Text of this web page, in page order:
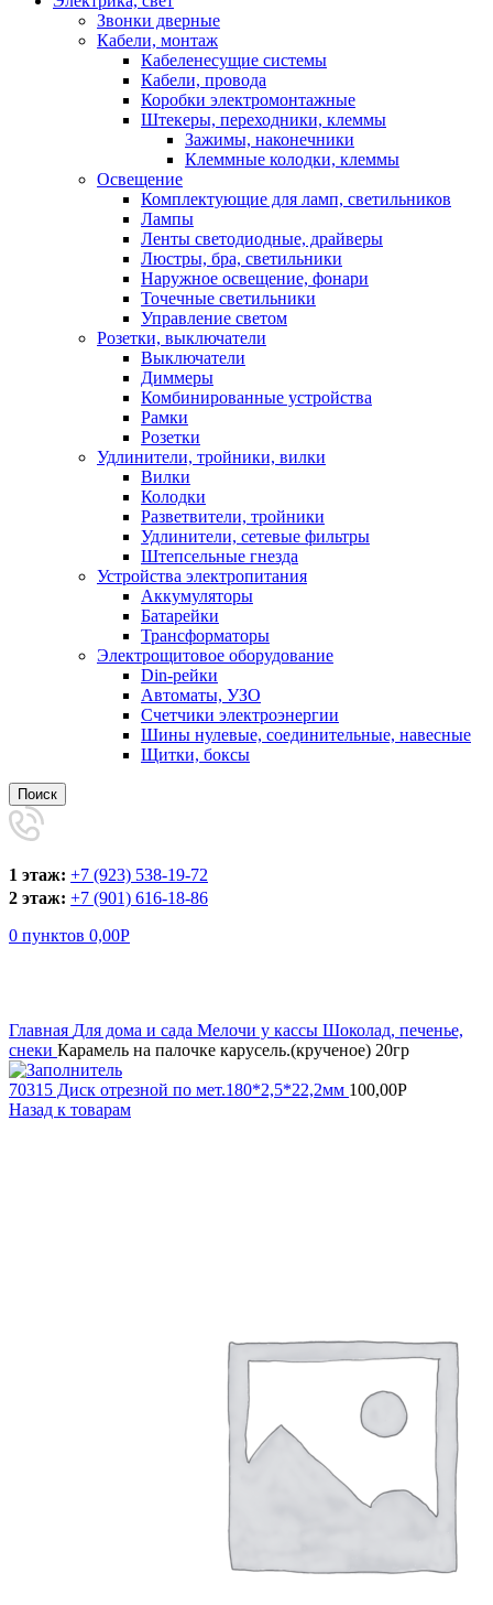
Звонки дверные
Кабели, монтаж
Кабеленесущие системы
Кабели, провода
Коробки электромонтажные
Штекеры, переходники, клеммы
Зажимы, наконечники
Клеммные колодки, клеммы
Освещение
Комплектующие для ламп, светильников
Лампы
Ленты светодиодные, драйверы
Люстры, бра, светильники
Наружное освещение, фонари
Точечные светильники
Управление светом
Розетки, выключатели
Выключатели
Диммеры
Комбинированные устройства
Рамки
Розетки
Удлинители, тройники, вилки
Вилки
Колодки
Разветвители, тройники
Удлинители, сетевые фильтры
Штепсельные гнезда
Устройства электропитания
Аккумуляторы
Батарейки
Трансформаторы
Электрощитовое оборудование
Din-рейки
Автоматы, УЗО
Счетчики электроэнергии
Шины нулевые, соединительные, навесные
Щитки, боксы
Поиск
1 этаж: +7 (923) 538-19-72
2 этаж: +7 (901) 616-18-86
0 пунктов 0,00Р
Главная Для дома и сада Мелочи у кассы Шоколад, печенье,
снеки Карамель на палочке карусель.(крученое) 20гр
70315 Диск отрезной по мет.180*2,5*22,2мм 100,00Р
Назад к товарам